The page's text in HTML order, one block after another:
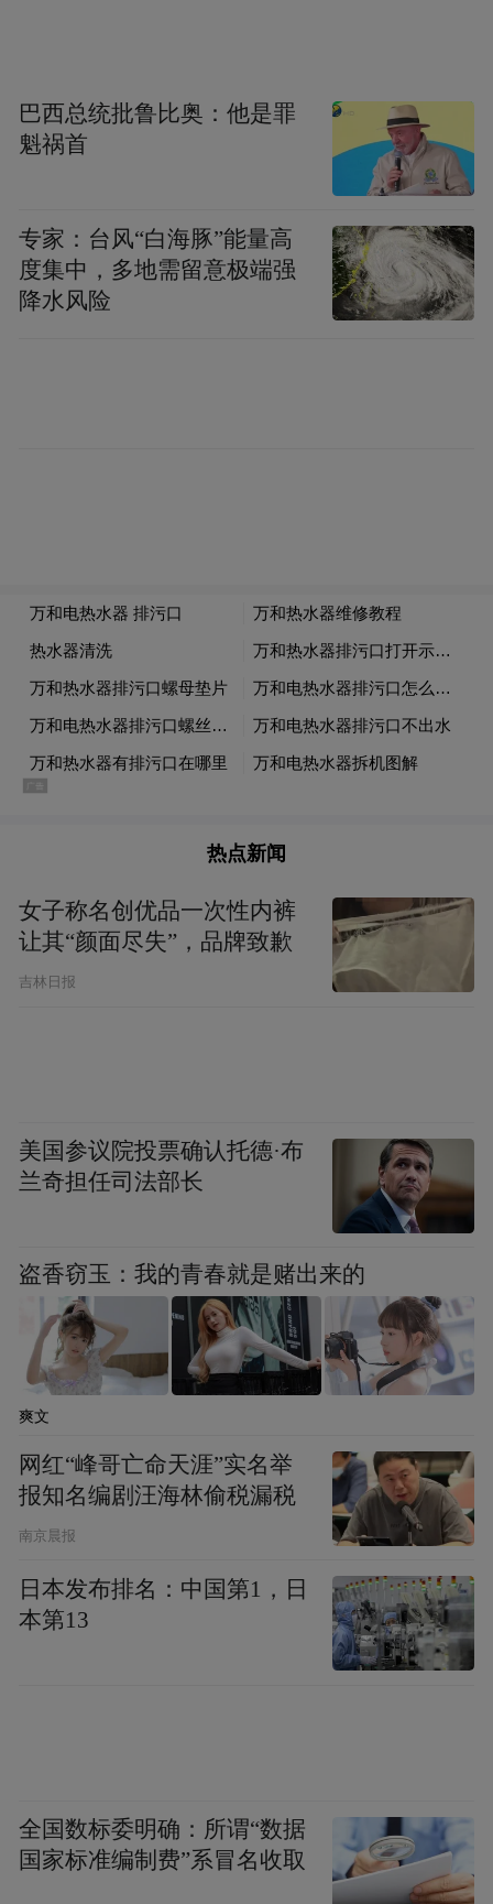
于是我们看到，在世博会中国馆内，茅台没
有采用直白的商品展示，而是通过多媒体、
实物展品、文书照片等形式，回溯了从赤水
河畔走向全球舞台中心的110年历程。此外，
茅台还在大阪世博会期间举办了丰富多彩的
情绪价值的需求。
市场的深刻洞察。相比直接宣传产品，茅台
选择借力世博会的文化磁场，向全球观众传
升华，引发跨文化共鸣。
茅台集团党委书记、董事长张德芹对此也作
了解答。在他看来，茅台是中国酿造技艺历
史的匠心印记。从公元前135年汉武帝“甘美
之”的赞美，到如今成为全球最具价值烈酒品
牌，茅台见证了中国酿酒技艺的薪火相传；
茅台是中华优秀传统文化的传播使者。茅台
共赏的文明甘露，茅台酒“天人共酿”的酿造
哲学，也正成为世界读懂中国的新语言；茅
巴西总统批鲁比奥：他是罪
魁祸首
专家：台风“白海豚”能量高
度集中，多地需留意极端强
降水风险
热点新闻
女子称名创优品一次性内裤
让其“颜面尽失”，品牌致歉
吉林日报
美国参议院投票确认托德·布
兰奇担任司法部长
盗香窃玉：我的青春就是赌出来的
爽文
网红“峰哥亡命天涯”实名举
报知名编剧汪海林偷税漏税
南京晨报
日本发布排名：中国第1，日
本第13
全国数标委明确：所谓“数据
国家标准编制费”系冒名收取